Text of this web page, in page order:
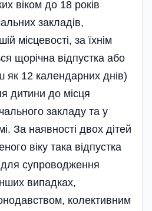
віком до 18 років
закладів,
місцевості, за їхнім
щорічна відпустка або
як 12 календарних днів)
дитини до місця
закладу та у
За наявності двох дітей
віку така відпустка
супроводження
випадках,
колективним